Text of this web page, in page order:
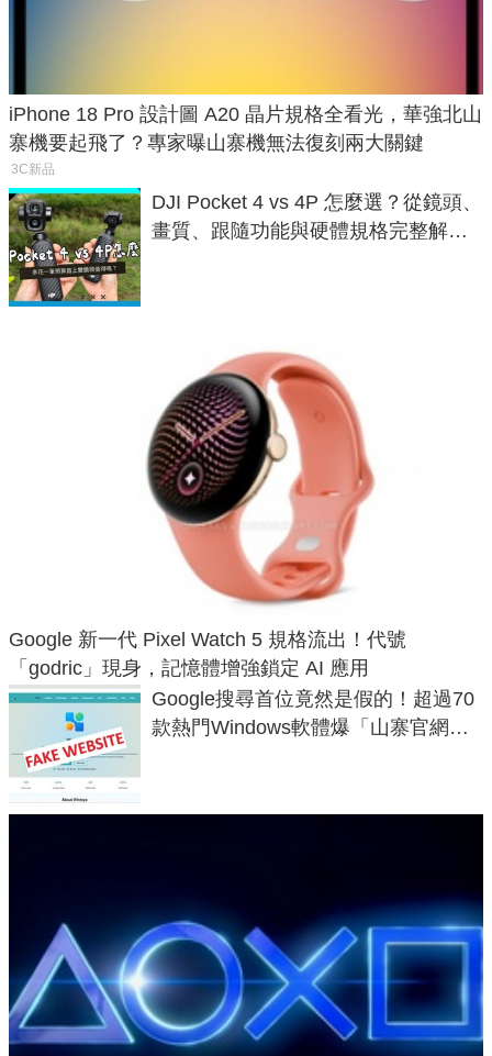
iPhone 18 Pro 設計圖 A20 晶片規格全看光，華強北山
寨機要起飛了？專家曝山寨機無法復刻兩大關鍵
3C新品
DJI Pocket 4 vs 4P 怎麼選？從鏡頭、
畫質、跟隨功能與硬體規格完整解
Google 新一代 Pixel Watch 5 規格流出！代號
「godric」現身，記憶體增強鎖定 AI 應用
Google搜尋首位竟然是假的！超過70
款熱門Windows軟體爆「山寨官網」